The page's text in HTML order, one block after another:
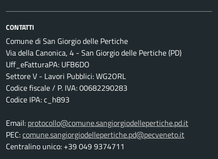
CONTATTI
Comune di San Giorgio delle Pertiche
Via della Canonica, 4 - San Giorgio delle Pertiche (PD)
Uff_eFatturaPA: UFB6DO
Settore V - Lavori Pubblici: WG2ORL
Codice fiscale / P. IVA: 00682290283
Codice IPA: c_h893
Email: protocollo@comune.sangiorgiodellepertiche.pd.it
PEC:comune.sangiorgiodellepertiche.pd@pecveneto.it
Centralino unico: +39 049 9374711